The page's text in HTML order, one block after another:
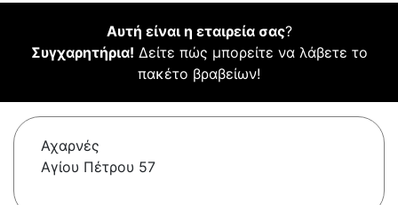
Αυτή είναι η εταιρεία σας?
Συγχαρητήρια! Δείτε πώς μπορείτε να λάβετε το
πακέτο βραβείων!
Αχαρνές
Αγίου Πέτρου 57